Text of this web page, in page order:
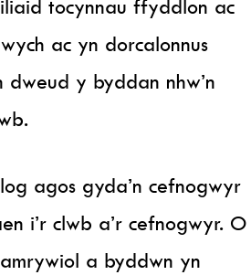
tocynnau ffyddlon ac
ac yn dorcalonnus
y byddan nhw’n
agos gyda’n cefnogwyr
i’r clwb a’r cefnogwyr. O
a byddwn yn